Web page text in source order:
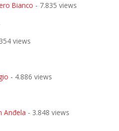
Bianco - 7.835 views
views
- 4.886 views
Anđela - 3.848 views